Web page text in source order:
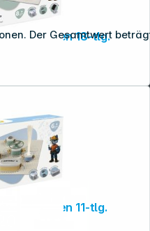
Der Gesamtwert
Experimentierkasten 18-tlg.
Experimentierkasten 11-tlg.